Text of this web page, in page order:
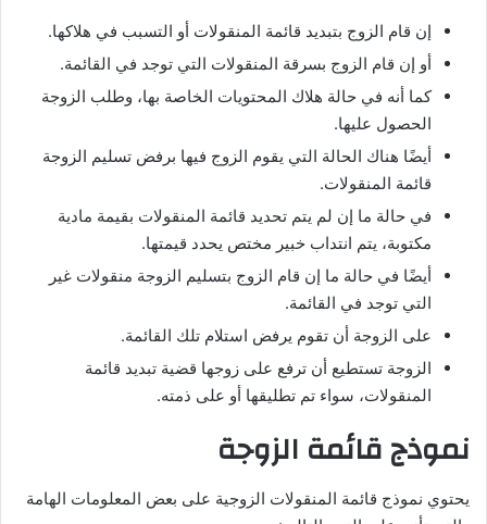
إن قام الزوج بتبديد قائمة المنقولات أو التسبب في هلاكها.
أو إن قام الزوج بسرقة المنقولات التي توجد في القائمة.
كما أنه في حالة هلاك المحتويات الخاصة بها، وطلب الزوجة
الحصول عليها.
أيضًا هناك الحالة التي يقوم الزوج فيها برفض تسليم الزوجة
قائمة المنقولات.
في حالة ما إن لم يتم تحديد قائمة المنقولات بقيمة مادية
مكتوبة، يتم انتداب خبير مختص يحدد قيمتها.
أيضًا في حالة ما إن قام الزوج بتسليم الزوجة منقولات غير
التي توجد في القائمة.
على الزوجة أن تقوم يرفض استلام تلك القائمة.
الزوجة تستطيع أن ترفع على زوجها قضية تبديد قائمة
المنقولات، سواء تم تطليقها أو على ذمته.
نموذج قائمة الزوجة
يحتوي نموذج قائمة المنقولات الزوجية على بعض المعلومات الهامة